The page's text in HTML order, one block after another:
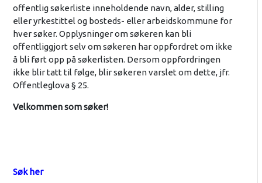
offentlig søkerliste inneholdende navn, alder, stilling
eller yrkestittel og bosteds- eller arbeidskommune for
hver søker. Opplysninger om søkeren kan bli
offentliggjort selv om søkeren har oppfordret om ikke
å bli ført opp på søkerlisten. Dersom oppfordringen
ikke blir tatt til følge, blir søkeren varslet om dette, jfr.
Offentleglova § 25.
Velkommen som søker!
Søk her